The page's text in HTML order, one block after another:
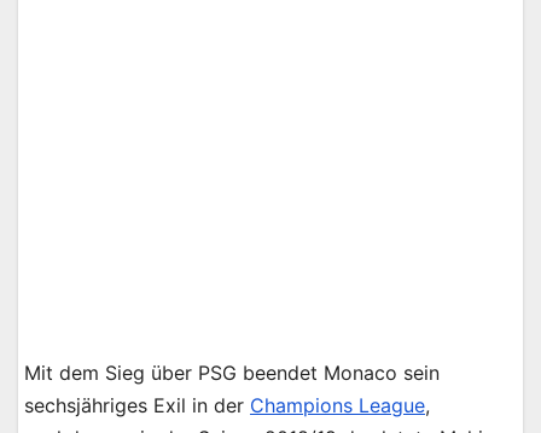
Mit dem Sieg über PSG beendet Monaco sein
sechsjähriges Exil in der Champions League,